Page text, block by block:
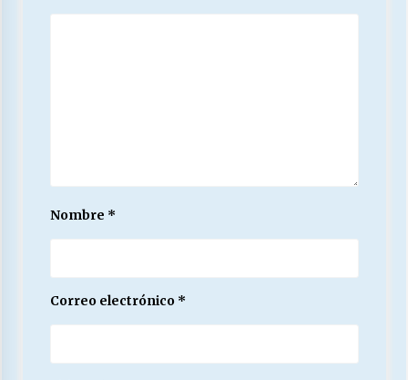
Nombre *
Correo electrónico *